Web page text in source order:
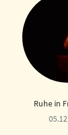
Ruhe in